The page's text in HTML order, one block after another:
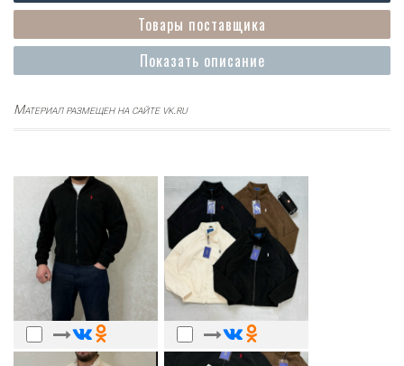
Показать описание
Товары поставщика
Материал размещен на сайте vk.ru